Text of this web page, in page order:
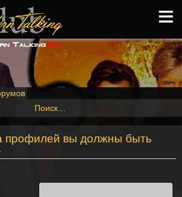
Поиск…
профилей вы должны быть
≡